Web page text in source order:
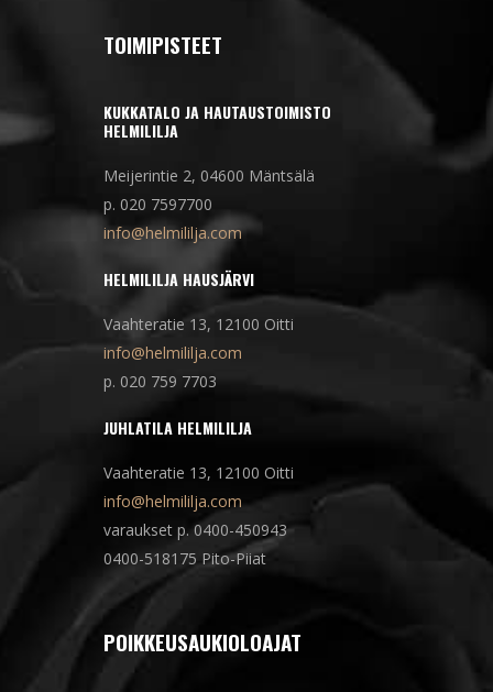
TOIMIPISTEET
KUKKATALO JA HAUTAUSTOIMISTO
HELMILILJA
Meijerintie 2, 04600 Mäntsälä
p. 020 7597700
info@helmililja.com
HELMILILJA HAUSJÄRVI
Vaahteratie 13, 12100 Oitti
info@helmililja.com
p. 020 759 7703
JUHLATILA HELMILILJA
Vaahteratie 13, 12100 Oitti
info@helmililja.com
varaukset p. 0400-450943
0400-518175 Pito-Piiat
POIKKEUSAUKIOLOAJAT